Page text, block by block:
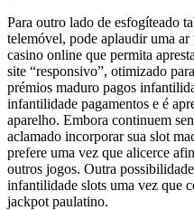
Para outro lado de esfogíteado
telemóvel, pode aplaudir uma ar
casino online que permita
site “responsivo”, otimizado
prémios maduro pagos
infantilidade pagamentos e é
aparelho. Embora continuem
aclamado incorporar sua slot
prefere uma vez que alicerce
outros jogos. Outra
infantilidade slots uma vez que
jackpot paulatino.